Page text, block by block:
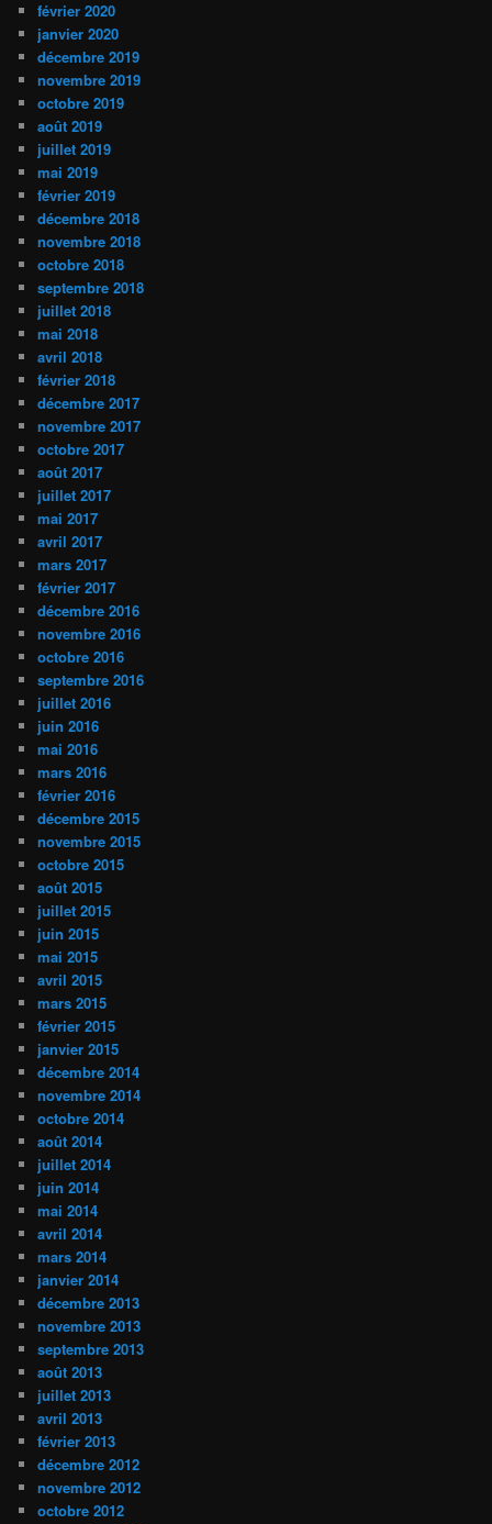
février 2020
janvier 2020
décembre 2019
novembre 2019
octobre 2019
août 2019
juillet 2019
mai 2019
février 2019
décembre 2018
novembre 2018
octobre 2018
septembre 2018
juillet 2018
mai 2018
avril 2018
février 2018
décembre 2017
novembre 2017
octobre 2017
août 2017
juillet 2017
mai 2017
avril 2017
mars 2017
février 2017
décembre 2016
novembre 2016
octobre 2016
septembre 2016
juillet 2016
juin 2016
mai 2016
mars 2016
février 2016
décembre 2015
novembre 2015
octobre 2015
août 2015
juillet 2015
juin 2015
mai 2015
avril 2015
mars 2015
février 2015
janvier 2015
décembre 2014
novembre 2014
octobre 2014
août 2014
juillet 2014
juin 2014
mai 2014
avril 2014
mars 2014
janvier 2014
décembre 2013
novembre 2013
septembre 2013
août 2013
juillet 2013
avril 2013
février 2013
décembre 2012
novembre 2012
octobre 2012